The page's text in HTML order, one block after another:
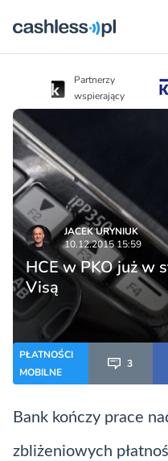
Partnerzy
wspierający
JACEK URYNIUK
10.12.2015 15:59
HCE w PKO już w
Visą
PŁATNOŚCI
MOBILNE
3
Bank kończy prace
zbliżeniowych